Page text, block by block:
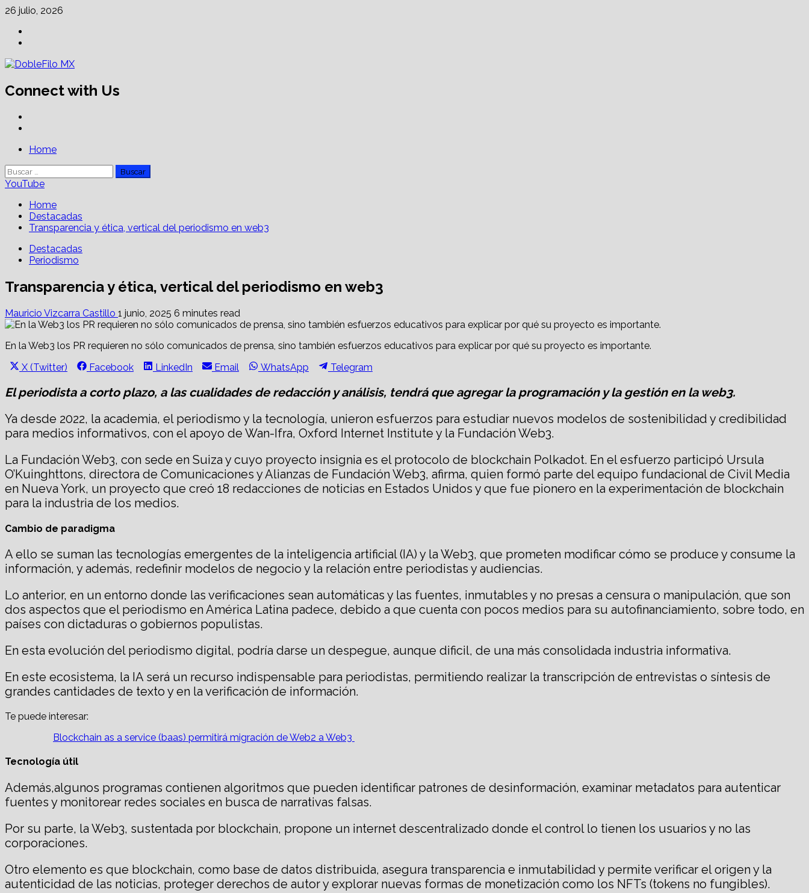
Skip
content
26 julio, 2026
Connect with Us
PrimaryHome
Buscar:
YouTube
Home
Destacadas
Transparencia y ética, vertical del periodismo en web3
Destacadas
Periodismo
Transparencia y ética, vertical del periodismo en web3
Mauricio Vizcarra Castillo 1 junio, 2025 6 minutes read
En la Web3 los PR requieren no sólo comunicados de prensa, sino también esfuerzos educativos para explicar por qué su proyecto es importante.
Share
X (Twitter)
Share
Facebook
Share
LinkedIn
Share
Email
Share
WhatsApp
Share
Telegram
El periodista a corto plazo, a las cualidades de redacción y análisis, tendrá que agregar la programación y la gestión en la web3.
Ya desde 2022, la academia, el periodismo y la tecnología, unieron esfuerzos para estudiar nuevos modelos de sostenibilidad y credibilidad
para medios informativos, con el apoyo de Wan-Ifra, Oxford Internet Institute y la Fundación Web3.
La Fundación Web3, con sede en Suiza y cuyo proyecto insignia es el protocolo de blockchain Polkadot. En el esfuerzo participó Ursula
O’Kuinghttons, directora de Comunicaciones y Alianzas de Fundación Web3, afirma, quien formó parte del equipo fundacional de Civil Media
en Nueva York, un proyecto que creó 18 redacciones de noticias en Estados Unidos y que fue pionero en la experimentación de blockchain
para la industria de los medios.
Cambio de paradigma
A ello se suman las tecnologías emergentes de la inteligencia artificial (IA) y la Web3, que prometen modificar cómo se produce y consume la
información, y además, redefinir modelos de negocio y la relación entre periodistas y audiencias.
Lo anterior, en un entorno donde las verificaciones sean automáticas y las fuentes, inmutables y no presas a censura o manipulación, que son
dos aspectos que el periodismo en América Latina padece, debido a que cuenta con pocos medios para su autofinanciamiento, sobre todo, en
países con dictaduras o gobiernos populistas.
En esta evolución del periodismo digital, podría darse un despegue, aunque dificil, de una más consolidada industria informativa.
En este ecosistema, la IA será un recurso indispensable para periodistas, permitiendo realizar la transcripción de entrevistas o síntesis de
grandes cantidades de texto y en la verificación de información.
Te puede interesar:
Blockchain as a service (baas) permitirá migración de Web2 a Web3
Tecnología útil
Además,algunos programas contienen algoritmos que pueden identificar patrones de desinformación, examinar metadatos para autenticar
fuentes y monitorear redes sociales en busca de narrativas falsas.
Por su parte, la Web3, sustentada por blockchain, propone un internet descentralizado donde el control lo tienen los usuarios y no las
corporaciones.
Otro elemento es que blockchain, como base de datos distribuida, asegura transparencia e inmutabilidad y permite verificar el origen y la
autenticidad de las noticias, proteger derechos de autor y explorar nuevas formas de monetización como los NFTs (tokens no fungibles).